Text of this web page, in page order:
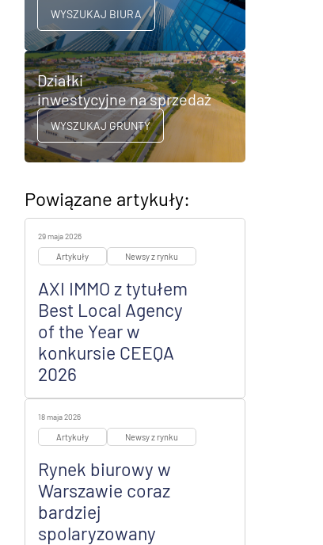
WYSZUKAJ BIURA
Działki
inwestycyjne na sprzedaż
WYSZUKAJ GRUNTY
Powiązane artykuły:
29 maja 2026
Artykuły Newsy z rynku
AXI IMMO z tytułem
Best Local Agency
of the Year w
konkursie CEEQA
2026
18 maja 2026
Artykuły Newsy z rynku
Rynek biurowy w
Warszawie coraz
bardziej
spolaryzowany